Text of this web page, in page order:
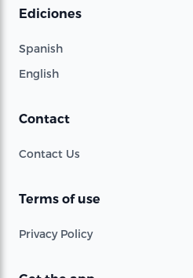
Ediciones
Spanish
English
Contact
Contact Us
Terms of use
Privacy Policy